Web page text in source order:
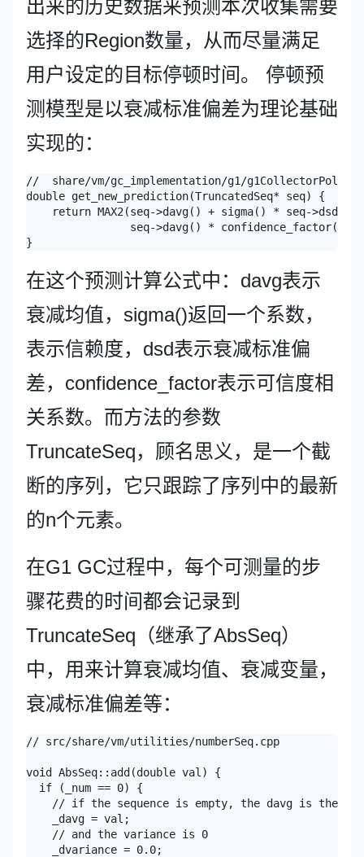
出来的历史数据来预测本次收集需要
选择的Region数量，从而尽量满足
用户设定的目标停顿时间。 停顿预
测模型是以衰减标准偏差为理论基础
实现的：
//  share/vm/gc_implementation/g1/
double get_new_prediction(TruncatedSeq* seq) {
    return MAX2(seq->davg() + sigma() * seq->dsd(),
seq->davg() *
在这个预测计算公式中：davg表示
衰减均值，sigma()返回一个系数，
表示信赖度，dsd表示衰减标准偏
差，confidence_factor表示可信度相
关系数。而方法的参数
TruncateSeq，顾名思义，是一个截
断的序列，它只跟踪了序列中的最新
的n个元素。
在G1 GC过程中，每个可测量的步
骤花费的时间都会记录到
TruncateSeq（继承了AbsSeq）
中，用来计算衰减均值、衰减变量，
衰减标准偏差等：
// src/share/vm/utilities/numberSeq.cpp
void AbsSeq::add(double val) {
  if (_num == 0) {
// if the sequence is empty, the davg is the
    _davg = val;
    // and the variance is 0
    _dvariance = 0.0;